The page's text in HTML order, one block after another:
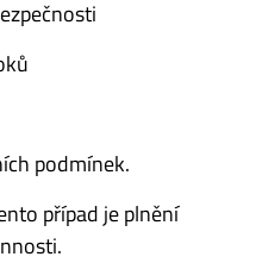
podmínek.
případ je plnění